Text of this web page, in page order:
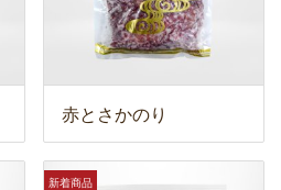
赤とさかのり
新着商品